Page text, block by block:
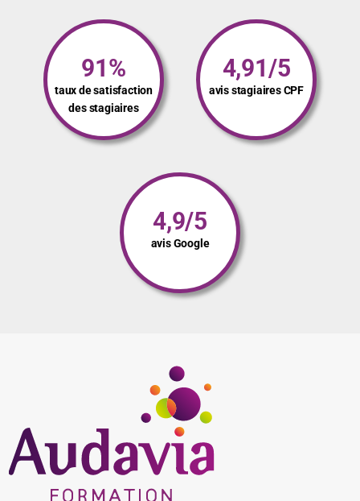
91%
taux de satisfaction
des stagiaires
4,91/5
avis stagiaires CPF
4,9/5
avis Google